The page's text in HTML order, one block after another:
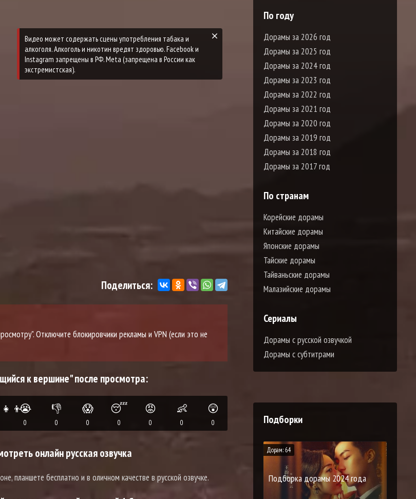
Видео может содержать сцены употребления табака и
алкоголя. Алкоголь и никотин вредят здоровью. Facebook и
Instagram запрещены в РФ. Meta (запрещена в России как
экстремистская).
Поделиться:
Отключите блокировчики рекламы и VPN (если это не
к вершине" после просмотра:
😭
0
👎
0
😱
0
😴
0
😡
0
👶
0
😲
0
онлайн русская озвучка
планшете бесплатно и в оличном качестве в русской озвучке.
По году
Дорамы за 2026 год
Дорамы за 2025 год
Дорамы за 2024 год
Дорамы за 2023 год
Дорамы за 2022 год
Дорамы за 2021 год
Дорамы за 2020 год
Дорамы за 2019 год
Дорамы за 2018 год
Дорамы за 2017 год
По странам
Корейские дорамы
Китайские дорамы
Японские дорамы
Тайские дорамы
Тайваньские дорамы
Малазийские дорамы
Сериалы
Дорамы с русской озвучкой
Дорамы с субтитрами
Подборки
Дорам: 64
Подборка дорамы 2024 года